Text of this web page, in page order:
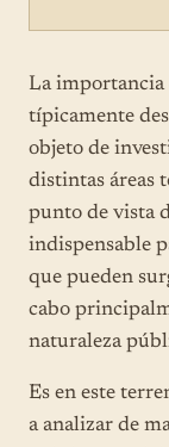
La importancia
típicamente
objeto de
distintas áreas
punto de vista
indispensable
que pueden
cabo
naturaleza
Es en este
a analizar de